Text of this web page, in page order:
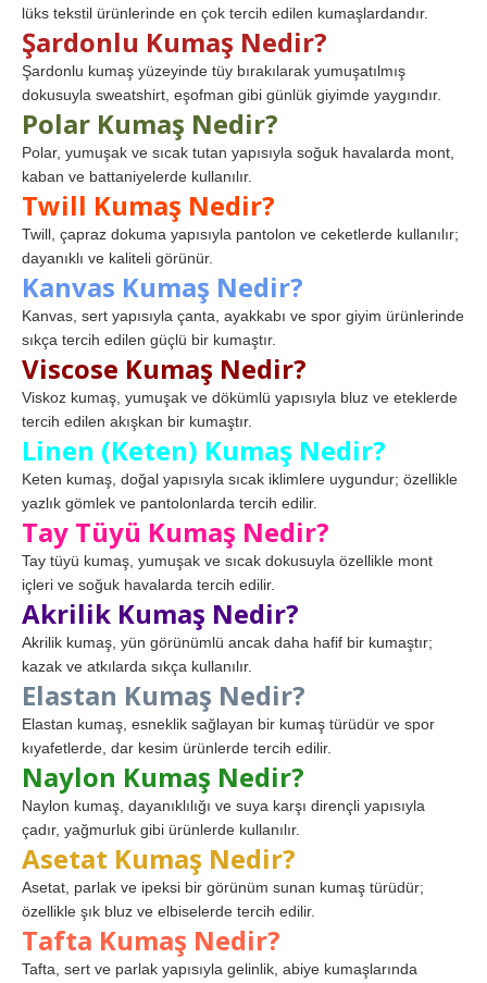
lüks tekstil ürünlerinde en çok tercih edilen kumaşlardandır.
Şardonlu Kumaş Nedir?
Şardonlu kumaş yüzeyinde tüy bırakılarak yumuşatılmış
dokusuyla sweatshirt, eşofman gibi günlük giyimde yaygındır.
Polar Kumaş Nedir?
Polar, yumuşak ve sıcak tutan yapısıyla soğuk havalarda mont,
kaban ve battaniyelerde kullanılır.
Twill Kumaş Nedir?
Twill, çapraz dokuma yapısıyla pantolon ve ceketlerde kullanılır;
dayanıklı ve kaliteli görünür.
Kanvas Kumaş Nedir?
Kanvas, sert yapısıyla çanta, ayakkabı ve spor giyim ürünlerinde
sıkça tercih edilen güçlü bir kumaştır.
Viscose Kumaş Nedir?
Viskoz kumaş, yumuşak ve dökümlü yapısıyla bluz ve eteklerde
tercih edilen akışkan bir kumaştır.
Linen (Keten) Kumaş Nedir?
Keten kumaş, doğal yapısıyla sıcak iklimlere uygundur; özellikle
yazlık gömlek ve pantolonlarda tercih edilir.
Tay Tüyü Kumaş Nedir?
Tay tüyü kumaş, yumuşak ve sıcak dokusuyla özellikle mont
içleri ve soğuk havalarda tercih edilir.
Akrilik Kumaş Nedir?
Akrilik kumaş, yün görünümlü ancak daha hafif bir kumaştır;
kazak ve atkılarda sıkça kullanılır.
Elastan Kumaş Nedir?
Elastan kumaş, esneklik sağlayan bir kumaş türüdür ve spor
kıyafetlerde, dar kesim ürünlerde tercih edilir.
Naylon Kumaş Nedir?
Naylon kumaş, dayanıklılığı ve suya karşı dirençli yapısıyla
çadır, yağmurluk gibi ürünlerde kullanılır.
Asetat Kumaş Nedir?
Asetat, parlak ve ipeksi bir görünüm sunan kumaş türüdür;
özellikle şık bluz ve elbiselerde tercih edilir.
Tafta Kumaş Nedir?
Tafta, sert ve parlak yapısıyla gelinlik, abiye kumaşlarında